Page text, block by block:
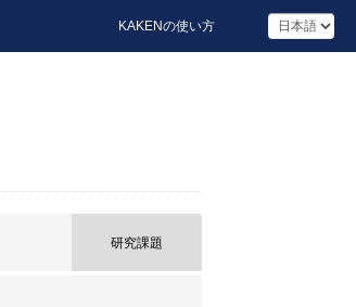
KAKENの使い方
研究課題